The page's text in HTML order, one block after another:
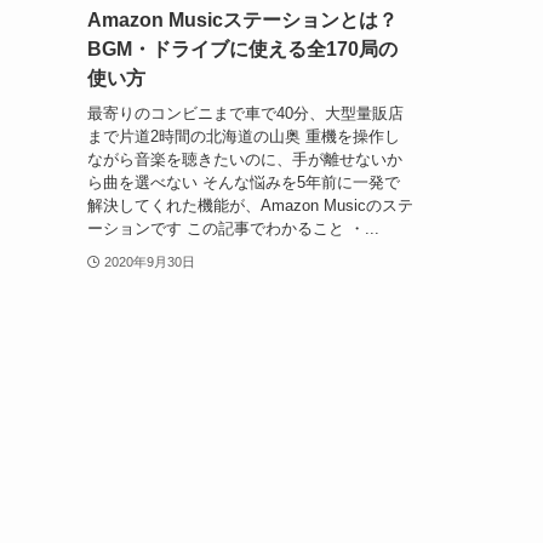
Amazon Musicステーションとは？
BGM・ドライブに使える全170局の
使い方
最寄りのコンビニまで車で40分、大型量販店
まで片道2時間の北海道の山奥 重機を操作し
ながら音楽を聴きたいのに、手が離せないか
ら曲を選べない そんな悩みを5年前に一発で
解決してくれた機能が、Amazon Musicのステ
ーションです この記事でわかること ・...
2020年9月30日